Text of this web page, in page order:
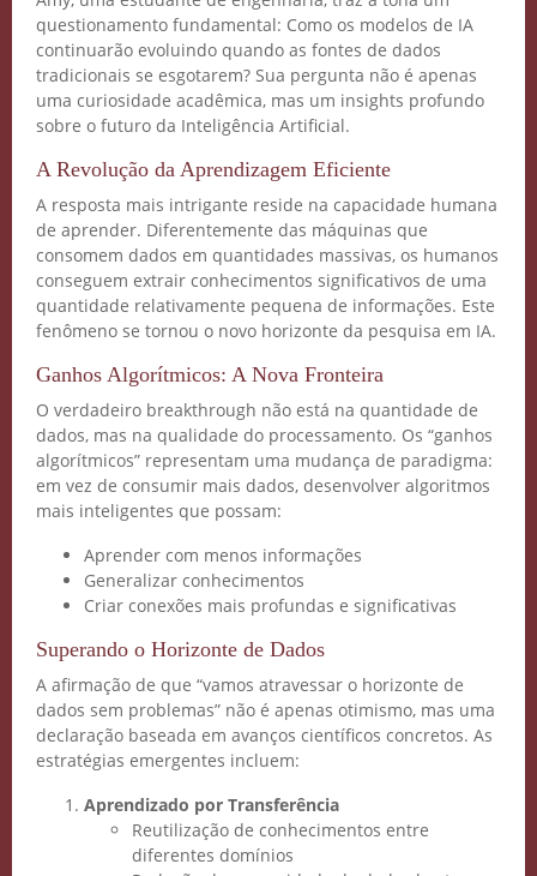
questionamento fundamental: Como os modelos de IA
continuarão evoluindo quando as fontes de dados
tradicionais se esgotarem? Sua pergunta não é apenas
uma curiosidade acadêmica, mas um insights profundo
sobre o futuro da Inteligência Artificial.
A Revolução da Aprendizagem Eficiente
A resposta mais intrigante reside na capacidade humana
de aprender. Diferentemente das máquinas que
consomem dados em quantidades massivas, os humanos
conseguem extrair conhecimentos significativos de uma
quantidade relativamente pequena de informações. Este
fenômeno se tornou o novo horizonte da pesquisa em IA.
Ganhos Algorítmicos: A Nova Fronteira
O verdadeiro breakthrough não está na quantidade de
dados, mas na qualidade do processamento. Os “ganhos
algorítmicos” representam uma mudança de paradigma:
em vez de consumir mais dados, desenvolver algoritmos
mais inteligentes que possam:
Aprender com menos informações
Generalizar conhecimentos
Criar conexões mais profundas e significativas
Superando o Horizonte de Dados
A afirmação de que “vamos atravessar o horizonte de
dados sem problemas” não é apenas otimismo, mas uma
declaração baseada em avanços científicos concretos. As
estratégias emergentes incluem:
Aprendizado por Transferência
Reutilização de conhecimentos entre
diferentes domínios
Crie seu Avatar com
Inteligência Artificial